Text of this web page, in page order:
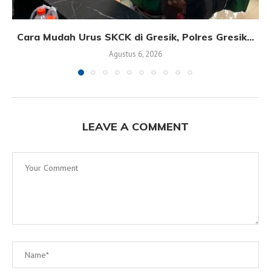
Cara Mudah Urus SKCK di Gresik, Polres Gresik...
Agustus 6, 2026
LEAVE A COMMENT